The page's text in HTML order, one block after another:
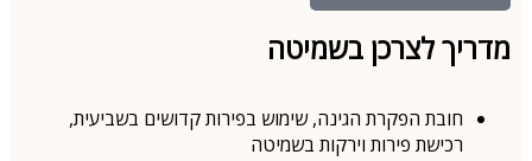
מדריך לצרכן בשמיטה
חובת הפקרת הגינה, שימוש בפירות קדושים בשביעית,
רכישת פירות וירקות בשמיטה